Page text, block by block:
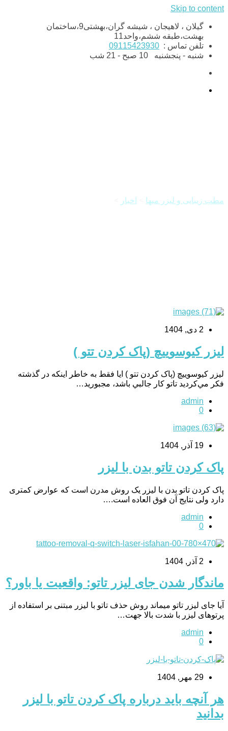
Skip to content
گیلان ، لاهیجان ، شیشه گران،بهشتی9،ساختمان
بهشت،طبقه ششم،واحد11
تلفن تماس : 09115423930
شنبه - پنجشنبه
مطب زیبایی و لیزر میها اخبار
2 دی, 1404
لیزر کیوسوییچ (پاک کردن تتو )
لیزر کیوسوییچ (پاک کردن تتو ) ایا فقط به خاطر اينکه در گذشته
فکر مي‌کرديد تاتو کار جالبي باشد، مجبوريد…
admin
0
19 آذر, 1404
پاک کردن تاتو بدن با لیزر
پاک کردن تاتو بدن با لیزر یک روش مدرن است که عوارض کمتری
دارد ولی نتایج آن فوق العاده است.…
admin
0
2 آذر, 1404
ماندگار شدن جای لیزر تاتو: واقعیت یا باور؟
آیا جای لیزر تاتو میماند روش حذف تاتو با لیزر مبتنی بر استفاده از
پرتوهای لیزر با شدت بالا جهت…
admin
0
29 مهر, 1404
هر آنچه باید درباره پاک کردن تاتو با لیزر
بدانید